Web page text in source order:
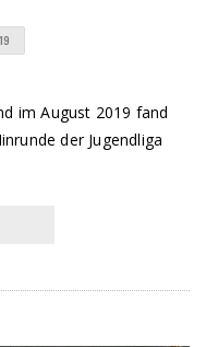
im August 2019 fand
der Jugendliga